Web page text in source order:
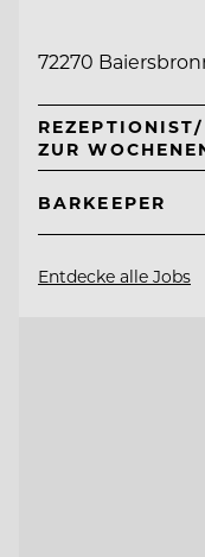
72270
ZUR
BARKEEPER
Entdecke alle Jobs